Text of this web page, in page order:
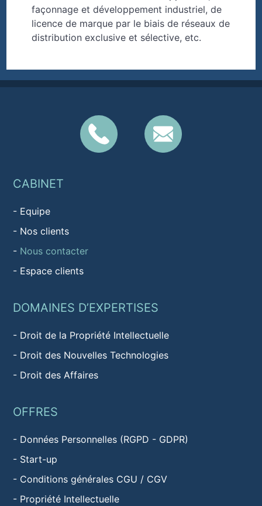
façonnage et développement industriel, de
licence de marque par le biais de réseaux de
distribution exclusive et sélective, etc.
CABINET
- Equipe
- Nos clients
- Nous contacter
- Espace clients
DOMAINES D’EXPERTISES
- Droit de la Propriété Intellectuelle
- Droit des Nouvelles Technologies
- Droit des Affaires
OFFRES
- Données Personnelles (RGPD - GDPR)
- Start-up
- Conditions générales CGU / CGV
- Propriété Intellectuelle